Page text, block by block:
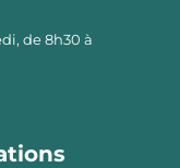
de 8h30 à